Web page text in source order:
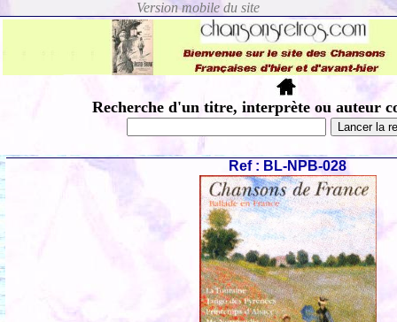
Recherche d'un titre, interprète ou auteur
Ref : BL-NPB-028